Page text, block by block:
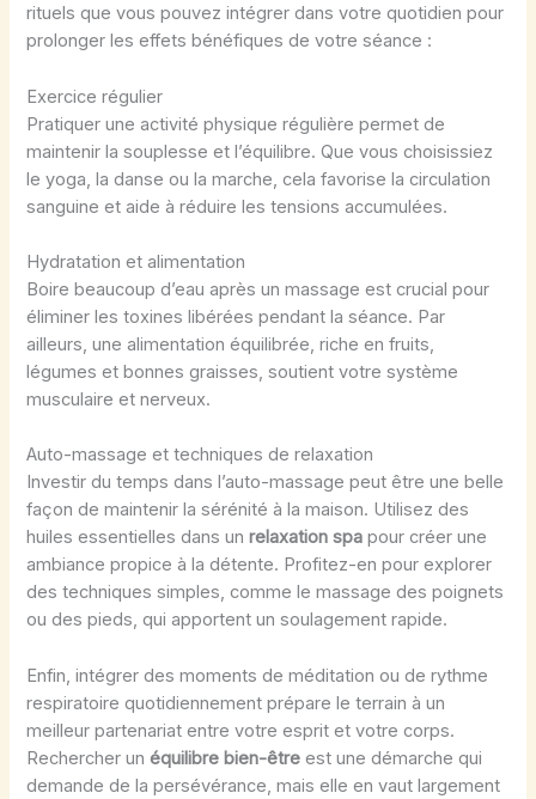
rituels que vous pouvez intégrer dans votre quotidien pour
prolonger les effets bénéfiques de votre séance :
Exercice régulier
Pratiquer une activité physique régulière permet de
maintenir la souplesse et l’équilibre. Que vous choisissiez
le yoga, la danse ou la marche, cela favorise la circulation
sanguine et aide à réduire les tensions accumulées.
Hydratation et alimentation
Boire beaucoup d’eau après un massage est crucial pour
éliminer les toxines libérées pendant la séance. Par
ailleurs, une alimentation équilibrée, riche en fruits,
légumes et bonnes graisses, soutient votre système
musculaire et nerveux.
Auto-massage et techniques de relaxation
Investir du temps dans l’auto-massage peut être une belle
façon de maintenir la sérénité à la maison. Utilisez des
huiles essentielles dans unrelaxation spa pour créer une
ambiance propice à la détente. Profitez-en pour explorer
des techniques simples, comme le massage des poignets
ou des pieds, qui apportent un soulagement rapide.
Enfin, intégrer des moments de méditation ou de rythme
respiratoire quotidiennement prépare le terrain à un
meilleur partenariat entre votre esprit et votre corps.
Rechercher unéquilibre bien-être est une démarche qui
demande de la persévérance, mais elle en vaut largement